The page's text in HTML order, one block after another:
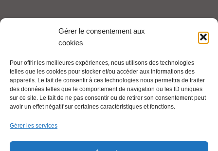
Gérer le consentement aux
cookies
Pour offrir les meilleures expériences, nous utilisons des technologies
telles que les cookies pour stocker et/ou accéder aux informations des
appareils. Le fait de consentir à ces technologies nous permettra de traiter
des données telles que le comportement de navigation ou les ID uniques
sur ce site. Le fait de ne pas consentir ou de retirer son consentement peut
avoir un effet négatif sur certaines caractéristiques et fonctions.
Gérer les services
Tel : 06 65 27 23 81
Mentions légales
Pour aller plus loin :
Se syndiquer en ligne